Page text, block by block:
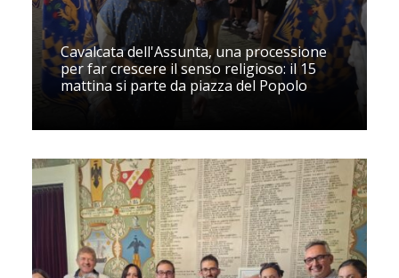
Cavalcata dell'Assunta, una processione
per far crescere il senso religioso: il 15
mattina si parte da piazza del Popolo